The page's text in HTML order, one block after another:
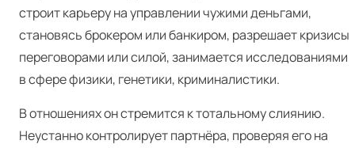
строит карьеру на управлении чужими деньгами,
становясь брокером или банкиром, разрешает кризисы
переговорами или силой, занимается исследованиями
в сфере физики, генетики, криминалистики.
В отношениях он стремится к тотальному слиянию.
Неустанно контролирует партнёра, проверяя его на